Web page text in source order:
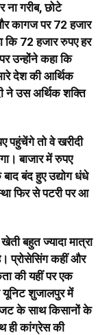
ना गरीब, छोटे
कागज पर 72 हजार
72 हजार रुपए हर
उन्होंने कहा कि
देश की आर्थिक
ने उस अर्थिक शक्ति
पहुंचेंगे तो वे खरीदी
बाजार में रुपए
बंद हुए उद्योग धंधे
फिर से पटरी पर आ
बहुत ज्यादा मात्रा
प्रोसेसिंग कहीं और
की यहीं पर एक
शुजालपुर में
के साथ किसानों के
ही कांग्रेस की